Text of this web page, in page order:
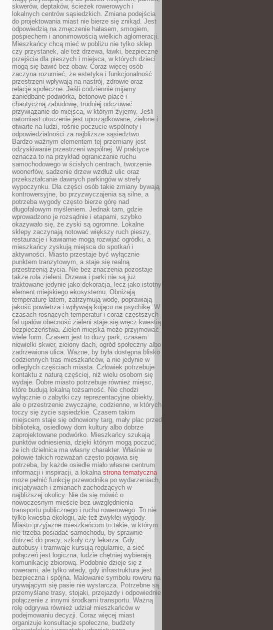
skwerów, deptaków, ścieżek rowerowych i
lokalnych centrów sąsiedzkich. Zmiana podejścia
do projektowania miast nie bierze się znikąd. Jest
odpowiedzią na zmęczenie hałasem, smogiem,
pośpiechem i anonimowością wielkich aglomeracji.
Mieszkańcy chcą mieć w pobliżu nie tylko sklep
czy przystanek, ale też drzewa, ławki, bezpieczne
przejścia dla pieszych i miejsca, w których dzieci
mogą się bawić bez obaw. Coraz więcej osób
zaczyna rozumieć, że estetyka i funkcjonalność
przestrzeni wpływają na nastrój, zdrowie oraz
relacje społeczne. Jeśli codziennie mijamy
zaniedbane podwórka, betonowe place i
chaotyczną zabudowę, trudniej odczuwać
przywiązanie do miejsca, w którym żyjemy. Jeśli
natomiast otoczenie jest uporządkowane, zielone i
otwarte na ludzi, rośnie poczucie wspólnoty i
odpowiedzialności za najbliższe sąsiedztwo.
Bardzo ważnym elementem tej przemiany jest
odzyskiwanie przestrzeni wspólnej. W praktyce
oznacza to na przykład ograniczanie ruchu
samochodowego w ścisłych centrach, tworzenie
woonerfów, sadzenie drzew wzdłuż ulic oraz
przekształcanie dawnych parkingów w strefy
wypoczynku. Dla części osób takie zmiany bywają
kontrowersyjne, bo przyzwyczajenia są silne, a
potrzeba wygody często bierze górę nad
długofalowym myśleniem. Jednak tam, gdzie
wprowadzono je rozsądnie i etapami, szybko
okazywało się, że zyski są ogromne. Lokalne
sklepy zaczynają notować większy ruch pieszy,
restauracje i kawiarnie mogą rozwijać ogródki, a
mieszkańcy zyskują miejsca do spotkań i
aktywności. Miasto przestaje być wyłącznie
punktem tranzytowym, a staje się realną
przestrzenią życia. Nie bez znaczenia pozostaje
także rola zieleni. Drzewa i parki nie są już
traktowane jedynie jako dekoracja, lecz jako istotny
element miejskiego ekosystemu. Obniżają
temperaturę latem, zatrzymują wodę, poprawiają
jakość powietrza i wpływają kojąco na psychikę. W
czasach rosnących temperatur i coraz częstszych
fal upałów obecność zieleni staje się wręcz kwestią
bezpieczeństwa. Zieleń miejska może przyjmować
wiele form. Czasem jest to duży park, czasem
niewielki skwer, zielony dach, ogród społeczny albo
zadrzewiona ulica. Ważne, by była dostępna blisko
codziennych tras mieszkańców, a nie jedynie w
odległych częściach miasta. Człowiek potrzebuje
kontaktu z naturą częściej, niż wielu osobom się
wydaje. Dobre miasto potrzebuje również miejsc,
które budują lokalną tożsamość. Nie chodzi
wyłącznie o zabytki czy reprezentacyjne obiekty,
ale o przestrzenie zwyczajne, codzienne, w których
toczy się życie sąsiedzkie. Czasem takim
miejscem staje się odnowiony targ, mały plac przed
biblioteką, osiedlowy dom kultury albo dobrze
zaprojektowane podwórko. Mieszkańcy szukają
punktów odniesienia, dzięki którym mogą poczuć,
że ich dzielnica ma własny charakter. Właśnie w
połowie takich rozważań często pojawia się
potrzeba, by każde osiedle miało własne centrum
informacji i inspiracji, a lokalna strona tematyczna
może pełnić funkcję przewodnika po wydarzeniach,
inicjatywach i zmianach zachodzących w
najbliższej okolicy. Nie da się mówić o
nowoczesnym mieście bez uwzględnienia
transportu publicznego i ruchu rowerowego. To nie
tylko kwestia ekologii, ale też zwykłej wygody.
Miasto przyjazne mieszkańcom to takie, w którym
nie trzeba posiadać samochodu, by sprawnie
dotrzeć do pracy, szkoły czy lekarza. Gdy
autobusy i tramwaje kursują regularnie, a sieć
połączeń jest logiczna, ludzie chętniej wybierają
komunikację zbiorową. Podobnie dzieje się z
rowerami, ale tylko wtedy, gdy infrastruktura jest
bezpieczna i spójna. Malowanie symbolu roweru na
urywającym się pasie nie wystarcza. Potrzebne są
przemyślane trasy, stojaki, przejazdy i odpowiednie
połączenie z innymi środkami transportu. Ważną
rolę odgrywa również udział mieszkańców w
podejmowaniu decyzji. Coraz więcej miast
organizuje konsultacje społeczne, budżety